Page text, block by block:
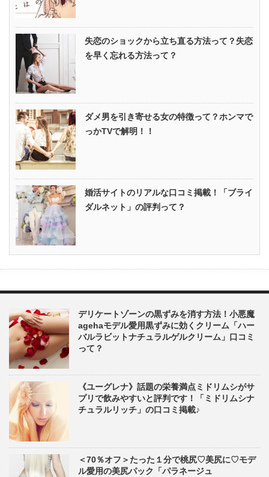
失恋のショックから立ち直る方法って？失恋
を早く忘れる方法って？
ダメ男を引き寄せる女の特徴って？ホンマで
っかTVで解明！！
婚活サイトのリアルな口コミ掲載！「ブライ
ダルネット」の評判って？
デリケートゾーンの黒ずみを消す方法！小悪魔
agehaモデル愛用黒ずみに効くクリーム「ハー
バルラビットナチュラルゲルクリーム」口コミ
って？
《ユーグレナ》話題の栄養満点ミドリムシがサ
プリで飲みやすいと評判です！「ミドリムシナ
チュラルリッチ」の口コミ掲載♪
＜70％オフ＞たった１分で桃尻♡美尻に♡モデ
ル愛用の美尻パック「パラネージュ